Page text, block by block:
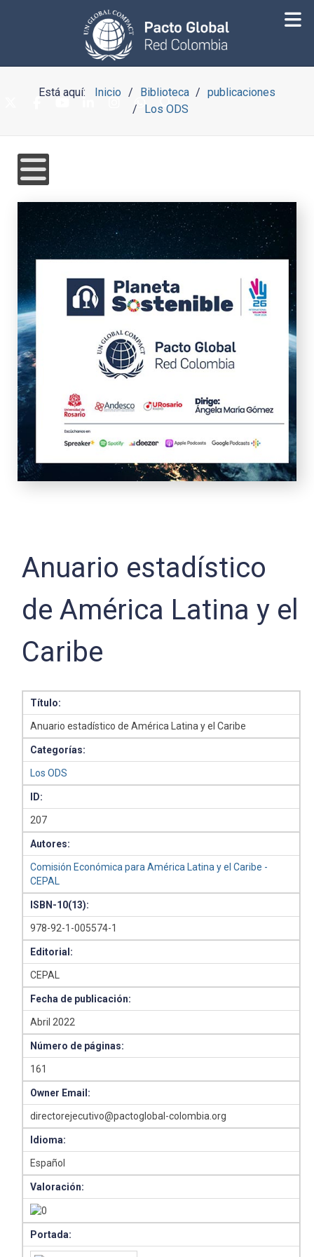
Está aquí: Inicio Biblioteca
publicaciones
Los ODS
Anuario estadístico
de América Latina y el
Caribe
Título:
Anuario estadístico de América Latina y el Caribe
Categorías:
Los ODS
ID:
207
Autores:
Comisión Económica para América Latina y el Caribe -
CEPAL
ISBN-10(13):
978-92-1-005574-1
Editorial:
CEPAL
Fecha de publicación:
Abril 2022
Número de páginas:
161
Owner Email:
directorejecutivo@pactoglobal-colombia.org
Idioma:
Español
Valoración:
Portada: